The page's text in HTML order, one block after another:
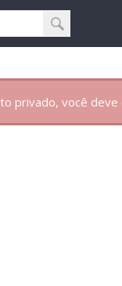
privado, você